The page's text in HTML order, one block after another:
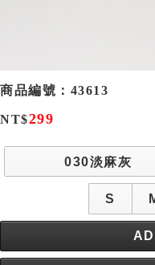
商品編號： 43613
NT$299
030淡麻灰
S